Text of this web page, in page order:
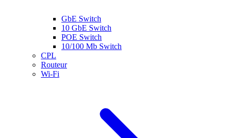
GbE Switch
10 GbE Switch
POE Switch
10/100 Mb Switch
CPL
Routeur
Wi-Fi